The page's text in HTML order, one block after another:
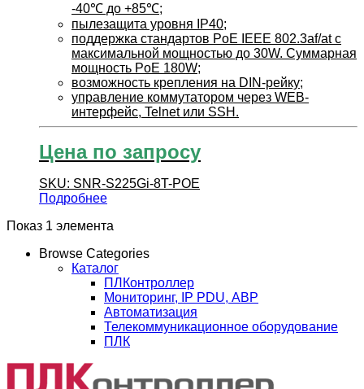
-40℃ до +85℃;
пылезащита уровня IP40;
поддержка стандартов PoE IEEE 802.3af/at c
максимальной мощностью до 30W. Суммарная
мощность PoE 180W;
возможность крепления на DIN-рейку;
управление коммутатором через WEB-
интерфейс, Telnet или SSH.
Цена по запросу
SKU: SNR-S225Gi-8T-POE
Подробнее
Показ 1 элемента
Browse Categories
Каталог
ПЛКонтроллер
Мониторинг, IP PDU, АВР
Автоматизация
Телекоммуникационное оборудование
ПЛК